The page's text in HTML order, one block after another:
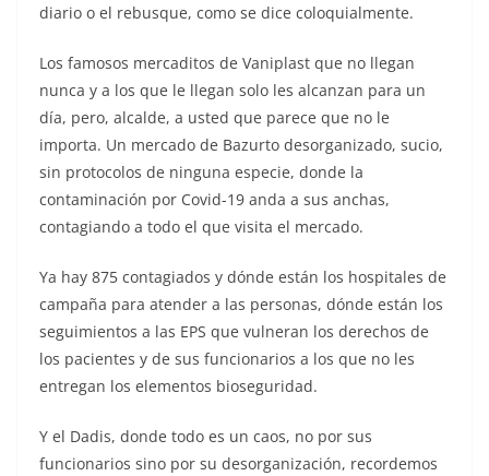
diario o el rebusque, como se dice coloquialmente.
Los famosos mercaditos de Vaniplast que no llegan
nunca y a los que le llegan solo les alcanzan para un
día, pero, alcalde, a usted que parece que no le
importa. Un mercado de Bazurto desorganizado, sucio,
sin protocolos de ninguna especie, donde la
contaminación por Covid-19 anda a sus anchas,
contagiando a todo el que visita el mercado.
Ya hay 875 contagiados y dónde están los hospitales de
campaña para atender a las personas, dónde están los
seguimientos a las EPS que vulneran los derechos de
los pacientes y de sus funcionarios a los que no les
entregan los elementos bioseguridad.
Y el Dadis, donde todo es un caos, no por sus
funcionarios sino por su desorganización, recordemos